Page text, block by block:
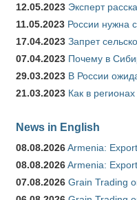
12.05.2023 Эксперт
11.05.2023 России нужна
17.04.2023 Запрет
07.04.2023 Почему в
29.03.2023 В России
21.03.2023 Как в
News in English
08.08.2026Armenia:
08.08.2026Armenia:
07.08.2026 Grain Trading